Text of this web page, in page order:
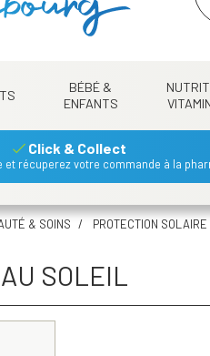
BÉBÉ &
ENFANTS
Click & Collect
et récuperez votre commande à la
& SOINS PROTECTION SOLAIRE
SOLEIL